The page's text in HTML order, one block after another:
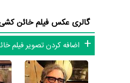
یک اثر پربازیگر عنوان کرد.
بررسی کرد آیامسعود کیمیایی
درخشانی را نمایش دهند؟
از دیگر بازیگران فیلم خائن
متوسط سن بازیگران خائن کشی
گالری عکس فیلم خائن
اضافه کردن تصویر فیلم